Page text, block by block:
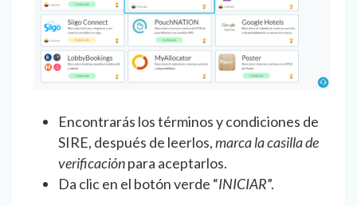
Encontrarás los términos y condiciones de
SIRE, después de leerlos,marca la casilla de
verificaciónpara aceptarlos.
Da clic en el botón verde “INICIAR”.